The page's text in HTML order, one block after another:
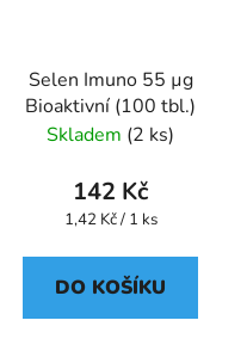
Selen Imuno 55 µg
Bioaktivní (100 tbl.)
Skladem (2 ks)
142 Kč
Měrná
1,42 Kč / 1 ks
DO KOŠÍKU